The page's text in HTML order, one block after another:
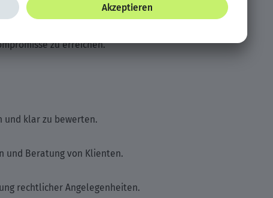
und Beschwerden präzise zu verfassen.
zu erreichen.
und klar zu bewerten.
und Beratung von Klienten.
rechtlicher Angelegenheiten.